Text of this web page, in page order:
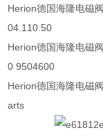
Herion德国海隆电磁
04.110.50
Herion德国海隆电磁
0 9504600
Herion德国海隆电磁
arts